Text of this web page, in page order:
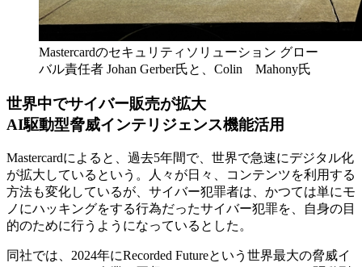
Mastercardのセキュリティソリューション グロー
バル責任者 Johan Gerber氏と、Colin Mahony氏
世界中でサイバー販売が拡大
AI駆動型脅威インテリジェンス機能活用
Mastercardによると、過去5年間で、世界で急速にデジタル化
が拡大しているという。人々が日々、コンテンツを利用する
方法も変化しているが、サイバー犯罪者は、かつては単にモ
ノにハッキングをする行為だったサイバー犯罪を、自身の目
的のために行うようになっているとした。
同社では、2024年にRecorded Futureという世界最大の脅威イ